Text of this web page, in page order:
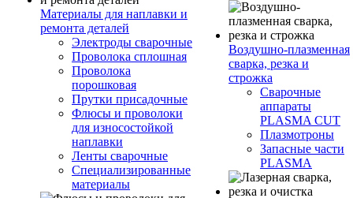
Материалы для наплавки и
ремонта деталей
Электроды сварочные
Проволока сплошная
Проволока
порошковая
Прутки присадочные
Флюсы и проволоки
для износостойкой
наплавки
Ленты сварочные
Специализированные
материалы
Воздушно-плазменная
сварка, резка и
строжка
Сварочные
аппараты
PLASMA CUT
Плазмотроны
Запасные части
PLASMA